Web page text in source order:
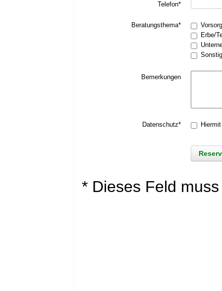
Telefon*
Beratungsthema*
Erbe/
Bemerkungen
Datenschutz*
* Dieses Feld